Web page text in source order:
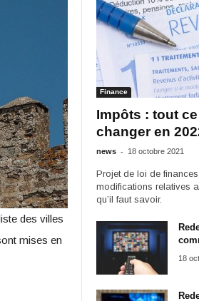
des villes
mises en
Finance
Impôts : tout
changer en
news - 18 octobre 2021
Projet de loi de
modifications relatives
qu’il faut savoir.
18